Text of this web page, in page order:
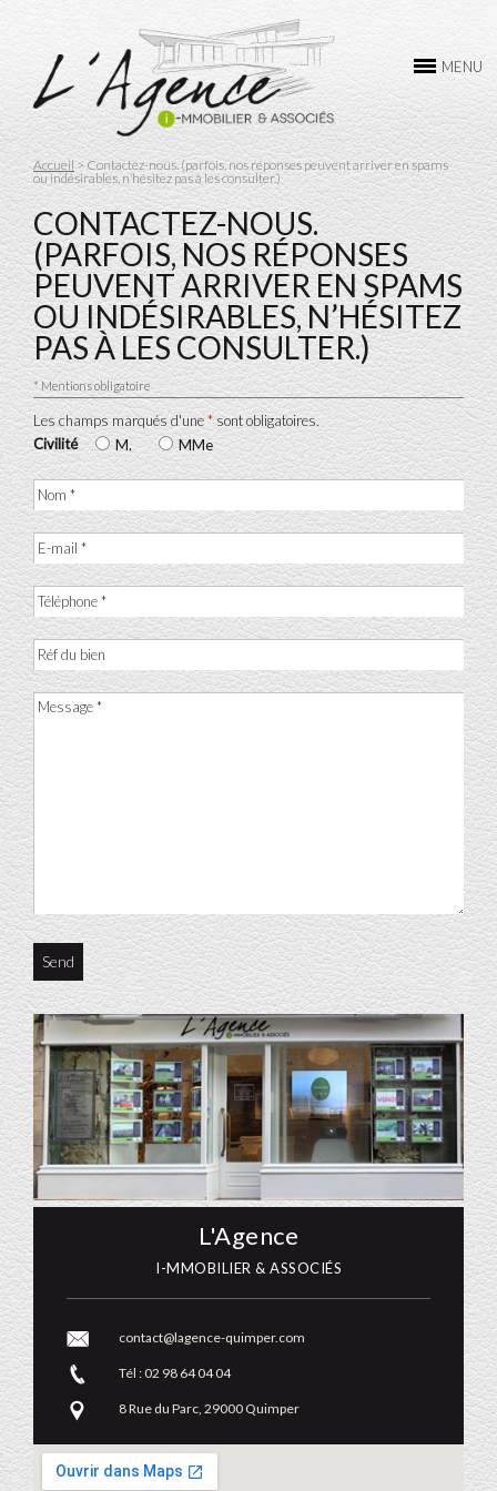
MENU
Accueil > Contactez-nous. (parfois, nos réponses peuvent arriver en spams
ou indésirables, n’hésitez pas à les consulter.)
CONTACTEZ-NOUS.
(PARFOIS, NOS RÉPONSES
PEUVENT ARRIVER EN SPAMS
OU INDÉSIRABLES, N’HÉSITEZ
PAS À LES CONSULTER.)
* Mentions obligatoire
Les champs marqués d'une*sont obligatoires.
Civilité
M. MMe
L'Agence
I-MMOBILIER & ASSOCIÉS
contact@lagence-quimper.com
Tél : 02 98 64 04 04
8 Rue du Parc, 29000 Quimper
L’AGENCE
ACHAT
VENTE
LOCATION
GESTION
CONTACTEZ-NOUS